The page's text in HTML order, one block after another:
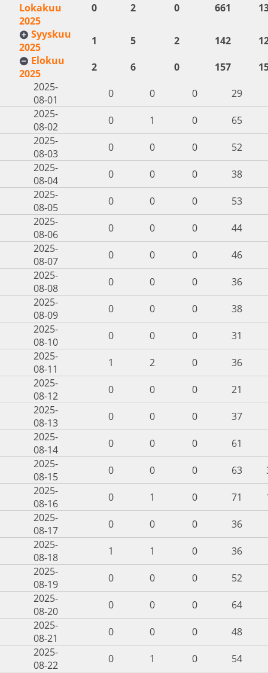
Lokakuu
2025
0 2 0 661
Syyskuu
2025
1 5 2 142
Elokuu
2025
2 6 0 157
2025-
08-01
0 0 0
29
2025-
08-02
0 1 0
65
2025-
08-03
0 0 0
52
2025-
08-04
0 0 0
38
2025-
08-05
0 0 0
53
2025-
08-06
0 0 0
44
2025-
08-07
0 0 0
46
2025-
08-08
0 0 0
36
2025-
08-09
0 0 0
38
2025-
08-10
0 0 0
31
2025-
08-11
1 2 0
36
2025-
08-12
0 0 0
21
2025-
08-13
0 0 0
37
2025-
08-14
0 0 0
61
2025-
08-15
0 0 0 63
2025-
08-16
0 1 0 71
2025-
08-17
0 0 0
36
2025-
08-18
1 1 0
36
2025-
08-19
0 0 0
52
2025-
08-20
0 0 0
64
2025-
08-21
0 0 0
48
2025-
08-22
0 1 0
54